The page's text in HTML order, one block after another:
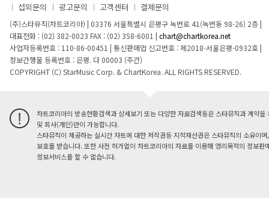
섭외문의
광고문의 고객센터 결제문의
(주)스타뮤직(차트코리아) | 03376 서울특별시 은평구 녹번로 41(녹번동 98-26) 2층|
대표전화 : (02) 382-0023 FAX : (02) 358-6001 | chart@chartkorea.net
사업자등록번호 : 110-86-00451 | 통신판매업 신고번호 : 제2018-서울은평-0932호|
정보간행물 등록번호 : 은평. 다 00003 (주간)
COPYRIGHT (C) StarMusic Corp. & ChartKorea. ALL RIGHTS RESERVED.
차트코리아의 방송현황검색과 상세보기 또는 다양한 자료검색등은 스타뮤직과 계약을
및 회사(개인)만이 가능합니다.
스타뮤직이 제공하는 실시간 챠트에 대한 저작권등 지적재산권은 스타뮤직의 소유이
보호를 받습니다. 또한 사전 허가없이 차트코리아의 자료를 이용해 영리목적의 정보판
정보서비스를 할 수 없습니다.